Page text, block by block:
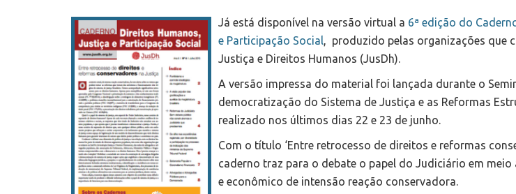
Já está disponível na versão virtual a 6ª edição do
e Participação Social, produzido pelas organizações que
Justiça e Direitos Humanos (JusDh).
A versão impressa do material foi lançada durante o
democratização do Sistema de Justiça e as Reformas
realizado nos últimos dias 22 e 23 de junho.
Com o título ‘Entre retrocesso de direitos e reformas
caderno traz para o debate o papel do Judiciário em
e econômico de intensão reação conservadora.